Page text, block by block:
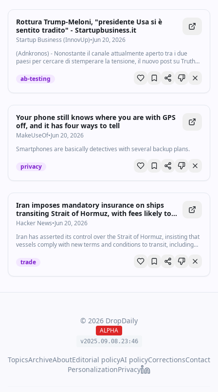
Rottura Trump-Meloni, "presidente Usa si è
sentito tradito" - Startupbusiness.it
Startup Business (InnovUp)•Jun 20, 2026
(Adnkronos) - Nonostante il canale attualmente aperto tra i due
paesi per cercare di stemperare la tensione, il nuovo post su Truth
nuova benzina sul...
ab-testing
Your phone still knows where you are with GPS
off, and it has four ways to tell
MakeUseOf•Jun 20, 2026
Smartphones are basically detectives with several backup plans.
privacy
Iran imposes mandatory insurance on ships
transiting Strait of Hormuz, with fees likely to
follow
Hacker News•Jun 20, 2026
Iran has asserted its control over the Strait of Hormuz, insisting that
vessels comply with new terms and conditions to transit, including
trade
© 2026 DropDaily
ALPHA
v2025.09.08. 23:46
TopicsArchiveAboutEditorial policyAI policyCorrectionsContact
PersonalizationPrivacy